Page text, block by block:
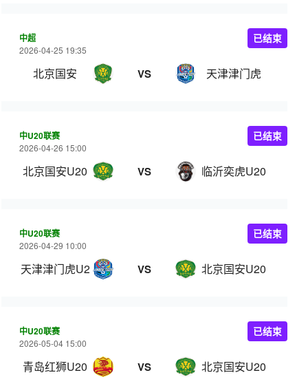
中超
2026-04-25 19:35
北京国安 VS 天津津门虎
已结束
中U20联赛
2026-04-26 15:00
北京国安U20 VS 临沂奕虎U20
已结束
中U20联赛
2026-04-29 10:00
天津津门虎U20 VS 北京国安U20
已结束
中U20联赛
2026-05-04 15:00
青岛红狮U20 VS 北京国安U20
已结束